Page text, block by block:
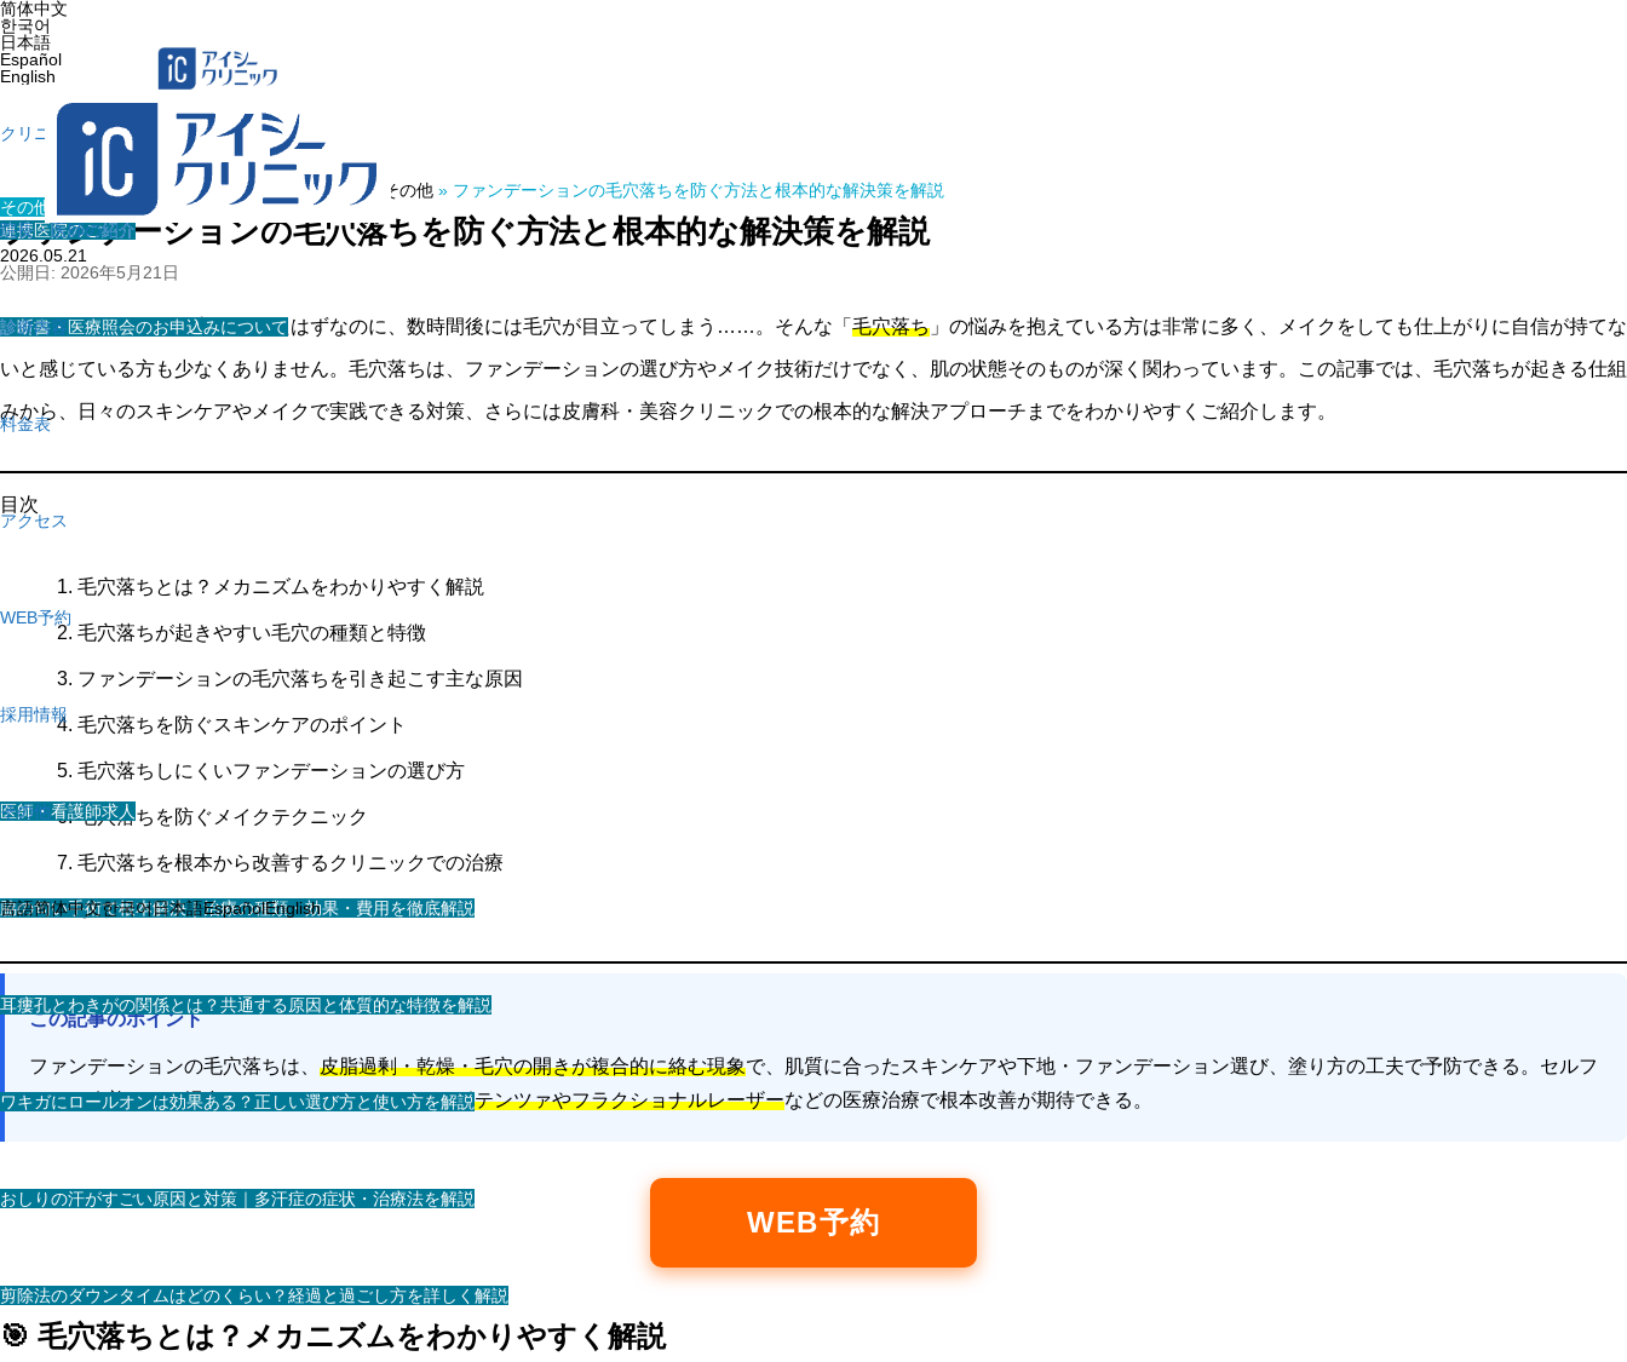
简体中文
한국어
日本語
Español
English
クリニック紹介
連携医院のご紹介
診断書・医療照会のお申込みについて
院長・医師の紹介
診療内容
料金表
アクセス
WEB予約
採用情報
医師・看護師求人
スタッフ求人
その他
脇の匂い手術で根本解決｜治療の種類・効果・費用を徹底解説
耳瘻孔とわきがの関係とは？共通する原因と体質的な特徴を解説
ワキガにロールオンは効果ある？正しい選び方と使い方を解説
おしりの汗がすごい原因と対策｜多汗症の症状・治療法を解説
剪除法のダウンタイムはどのくらい？経過と過ごし方を詳しく解説
言語简体中文한국어日本語EspañolEnglish
ホーム 医療コラム » その他 » ファンデーションの毛穴落ちを防ぐ方法と根本的な解決策を解説
その他
ファンデーションの毛穴落ちを防ぐ方法と根本的な解決策を解説
2026.05.21
公開日: 2026年5月21日
ファンデーションを丁寧に塗ったはずなのに、数時間後には毛穴が目立ってしまう……。そんな「 毛穴落ち 」の悩みを抱えている方は非常に多く、メイクをしても仕上がりに自信が持てな
いと感じている方も少なくありません。毛穴落ちは、ファンデーションの選び方やメイク技術だけでなく、肌の状態そのものが深く関わっています。この記事では、毛穴落ちが起きる仕組
みから、日々のスキンケアやメイクで実践できる対策、さらには皮膚科・美容クリニックでの根本的な解決アプローチまでをわかりやすくご紹介します。
目次
毛穴落ちとは？メカニズムをわかりやすく解説
毛穴落ちが起きやすい毛穴の種類と特徴
ファンデーションの毛穴落ちを引き起こす主な原因
毛穴落ちを防ぐスキンケアのポイント
毛穴落ちしにくいファンデーションの選び方
毛穴落ちを防ぐメイクテクニック
毛穴落ちを根本から改善するクリニックでの治療
まとめ
この記事のポイント
ファンデーションの毛穴落ちは、 皮脂過剰・乾燥・毛穴の開きが複合的に絡む現象で、肌質に合ったスキンケアや下地・ファンデーション選び、塗り方の工夫で予防できる。セルフ
ケアで改善しない場合は、アイシークリニックでポテンツァやフラクショナルレーザーなどの医療治療で根本改善が期待できる。
WEB予約
🎯 毛穴落ちとは？メカニズムをわかりやすく解説